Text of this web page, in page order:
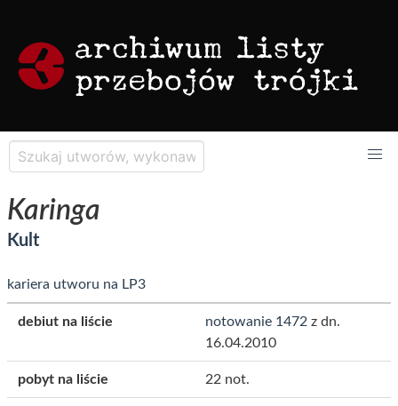
Karinga
Kult
kariera utworu na LP3
debiut na liście notowanie 1472 z dn.
16.04.2010
pobyt na liście 22 not.